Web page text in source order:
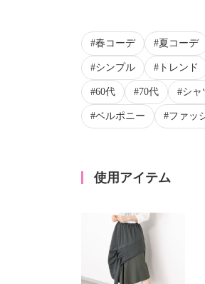
春コーデ 夏コーデ
シンプル トレンド
60代 70代 シャ
ベルポニー ファッ
使用アイテム